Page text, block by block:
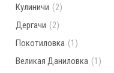
Кулиничи (2)
Дергачи (2)
Покотиловка (1)
Великая Даниловка (1)